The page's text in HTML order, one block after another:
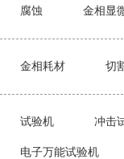
腐蚀 金相显
金相耗材 切
试验机 冲击
电子万能试验机